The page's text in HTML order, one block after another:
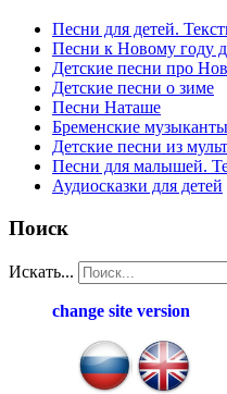
Песни для детей.
Песни к Новому году
Детские песни про
Детские песни о зиме
Песни Наташе
Бременские
Детские песни из
Песни для малышей.
Аудиосказки для детей
Поиск
Искать...
change site version